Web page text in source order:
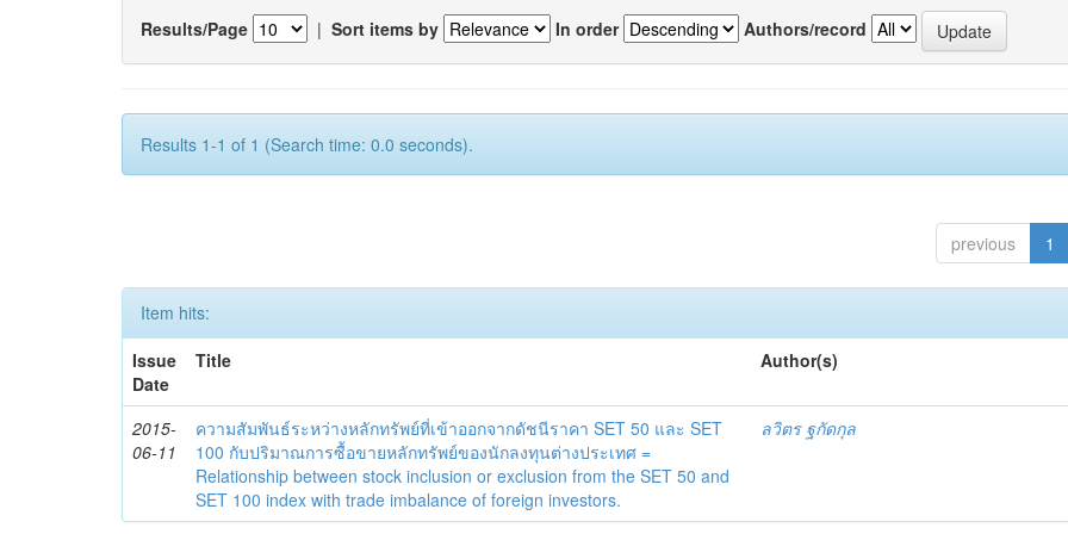
Results/Page | Sort items by In order Authors/record
Results 1-1 of 1 (Search time: 0.0 seconds).
previous 1
Item hits:
Issue
Date
Title Author(s)
2015-
06-11
ความสัมพันธ์ระหว่างหลักทรัพย์ที่เข้าออกจากดัชนีราคา SET 50 และ SET
100 กับปริมาณการซื้อขายหลักทรัพย์ของนักลงทุนต่างประเทศ =
Relationship between stock inclusion or exclusion from the SET 50 and
SET 100 index with trade imbalance of foreign investors.
ลวิตร ฐกัดกุล